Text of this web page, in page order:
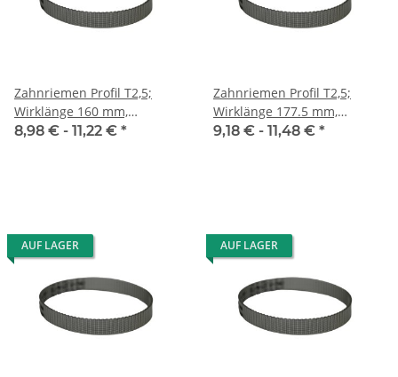
Zahnriemen Profil T2,5;
Wirklänge 160 mm,
Riemenbreite 10 mm
8,98 € - 11,22 € *
Zahnriemen Profil T2,5;
Wirklänge 177.5 mm,
Riemenbreite 10 mm
9,18 € - 11,48 € *
AUF LAGER AUF LAGER